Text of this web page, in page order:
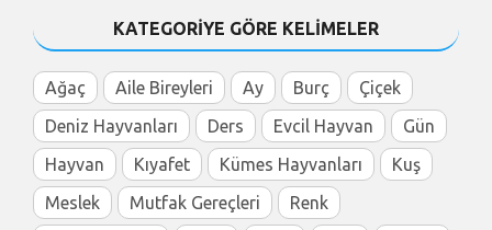
KATEGORİYE GÖRE KELİMELER
Ağaç Aile Bireyleri Ay Burç
Çiçek
Deniz Hayvanları
Ders Evcil Hayvan
Gün
Hayvan
Kıyafet Kümes Hayvanları
Kuş
Meslek
Mutfak Gereçleri
Renk